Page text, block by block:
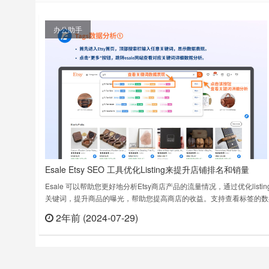
办公助手
Esale Etsy SEO 工具优化Listing来提升店铺排名和销量
Esale 可以帮助您更好地分析Etsy商店产品的流量情况，通过优化listing
关键词，提升商品的曝光，帮助您提高商店的收益。支持查看标签的
关键词，展示Etsy官方联想的关键词数据表现，展示浏览量、销量、评
量、竞争情况等关键词数据，点击更多可查看更多关键词分析详情
2年前 (2024-07-29)